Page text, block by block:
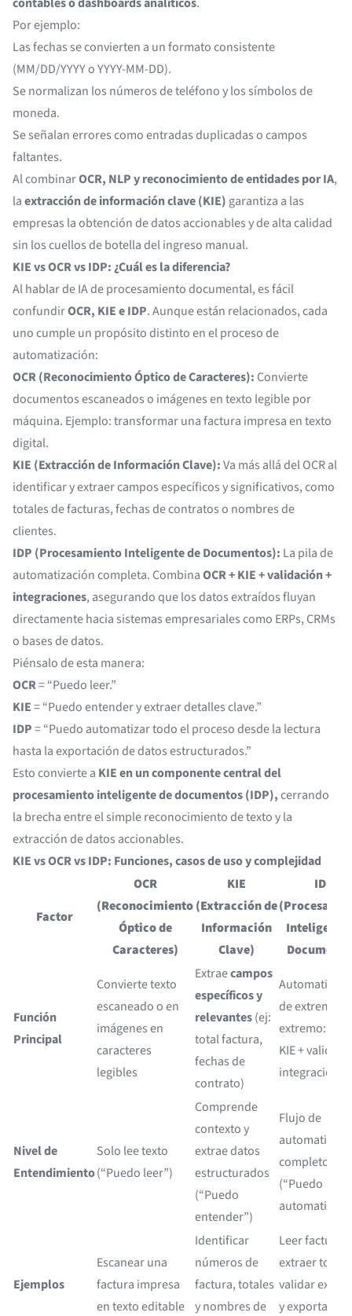
Por ejemplo:
Las fechas se convierten a un formato consistente
(MM/DD/YYYY o YYYY-MM-DD).
Se normalizan los números de teléfono y los símbolos de
moneda.
Se señalan errores como entradas duplicadas o campos
faltantes.
Al combinarOCR, NLP y reconocimiento de entidades por IA,
laextracción de información clave (KIE) garantiza a las
empresas la obtención de datos accionables y de alta calidad
sin los cuellos de botella del ingreso manual.
KIE vs OCR vs IDP: ¿Cuál es la diferencia?
Al hablar de IA de procesamiento documental, es fácil
confundirOCR, KIE e IDP. Aunque están relacionados, cada
uno cumple un propósito distinto en el proceso de
automatización:
OCR (Reconocimiento Óptico de Caracteres): Convierte
documentos escaneados o imágenes en texto legible por
máquina. Ejemplo: transformar una factura impresa en texto
digital.
KIE (Extracción de Información Clave):Va más allá del OCR al
identificar y extraer campos específicos y significativos, como
totales de facturas, fechas de contratos o nombres de
clientes.
IDP (Procesamiento Inteligente de Documentos): La pila de
automatización completa. CombinaOCR + KIE + validación +
integraciones, asegurando que los datos extraídos fluyan
directamente hacia sistemas empresariales como ERPs, CRMs
o bases de datos.
Piénsalo de esta manera:
OCR= “Puedo leer.”
KIE= “Puedo entender y extraer detalles clave.”
IDP= “Puedo automatizar todo el proceso desde la lectura
hasta la exportación de datos estructurados.”
Esto convierte a KIE en un componente central del
procesamiento inteligente de documentos (IDP),cerrando
la brecha entre el simple reconocimiento de texto y la
extracción de datos accionables.
KIE vs OCR vs IDP: Funciones, casos de uso y complejidad
Factor
OCR
(Reconocimiento
Óptico de
Caracteres)
KIE
(Extracción de
Información
Clave)
IDP
Inteligente
Función
Principal
Convierte texto
escaneado o en
imágenes en
caracteres
legibles
Extraecampos
específicos y
relevantes(ej:
total factura,
fechas de
contrato)
de extremo a
extremo:
KIE +
integraciones
Nivel de
Entendimiento
Solo lee texto
(“Puedo leer”)
Comprende
contexto y
extrae datos
estructurados
(“Puedo
entender”)
Flujo de
completo
(“Puedo
automatizar”)
Ejemplos
Escanear una
factura impresa
en texto editable
Identificar
números de
factura, totales
y nombres de
Leer facturas,
extraer
validar
y exportar a